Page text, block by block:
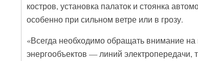
костров, установка палаток и стоянка
особенно при сильном ветре или в грозу.
«Всегда необходимо обращать внимание
энергообъектов — линий